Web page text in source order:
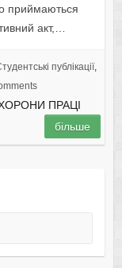
приймаються
акт,…
публікації,
ПРАЦІ
більше